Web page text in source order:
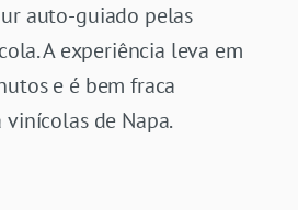
auto-guiado pelas
A experiência leva em
e é bem fraca
de Napa.